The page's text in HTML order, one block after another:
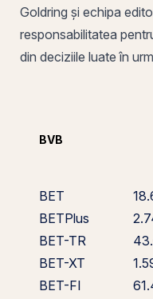
Goldring și echipa
responsabilitatea
din deciziile luate în
BVB
BET
BETPlus
BET-TR
BET-XT
BET-FI